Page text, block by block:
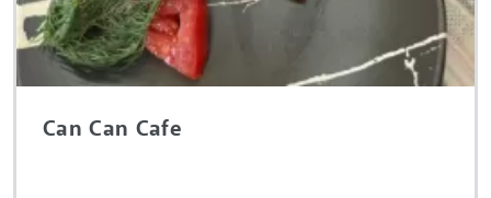
Can Can Cafe